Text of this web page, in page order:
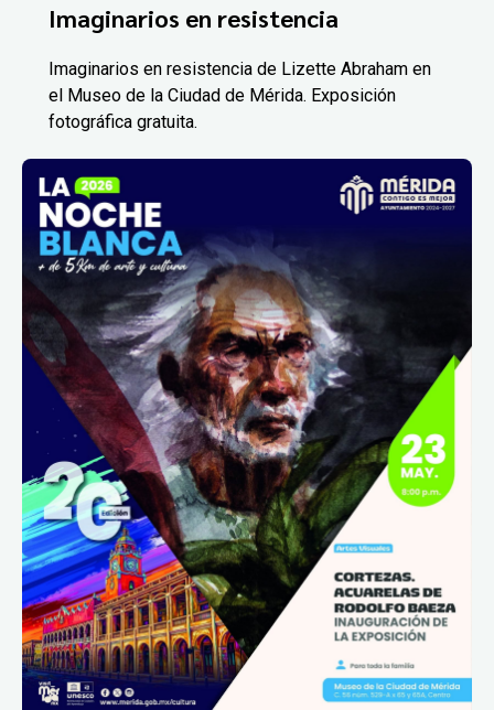
Imaginarios en resistencia
Imaginarios en resistencia de Lizette Abraham en
el Museo de la Ciudad de Mérida. Exposición
fotográfica gratuita.